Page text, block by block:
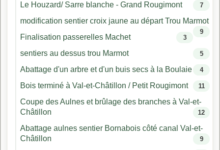
Le Houzard/ Sarre blanche - Grand Rougimont 7
modification sentier croix jaune au départ Trou Marmot
9
Finalisation passerelles Machet 3
sentiers au dessus trou Marmot 5
Abattage d'un arbre et d'un buis secs à la Boulaie 4
Bois terminé à Val-et-Châtillon / Petit Rougimont 11
Coupe des Aulnes et brûlage des branches à Val-et-
Châtillon
12
Abattage aulnes sentier Bornabois côté canal Val-et-
Châtillon
9